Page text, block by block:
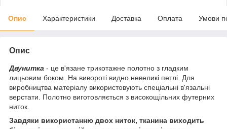
Опис Характеристики Доставка Оплата Умови
Опис
Двунитка - це в'язане трикотажне полотно з гладким
лицьовим боком. На вивороті видно невеликі петлі. Для
виробництва матеріалу використовують спеціальні в'язальні
верстати. Полотно виготовляється з високощільних футерних
ниток.
Завдяки використанню двох ниток, тканина виходить